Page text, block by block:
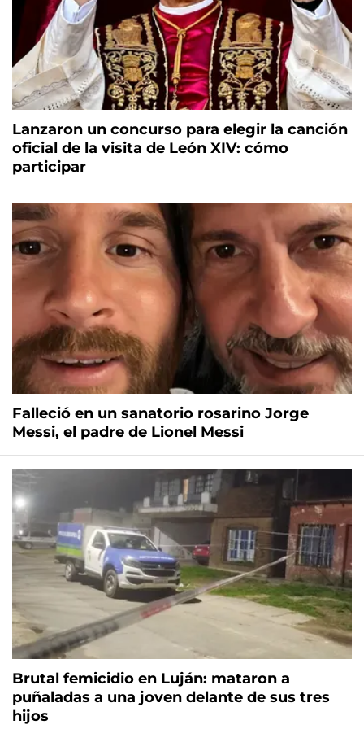
Lanzaron un concurso para elegir la canción
oficial de la visita de León XIV: cómo
participar
Falleció en un sanatorio rosarino Jorge
Messi, el padre de Lionel Messi
Brutal femicidio en Luján: mataron a
puñaladas a una joven delante de sus tres
hijos